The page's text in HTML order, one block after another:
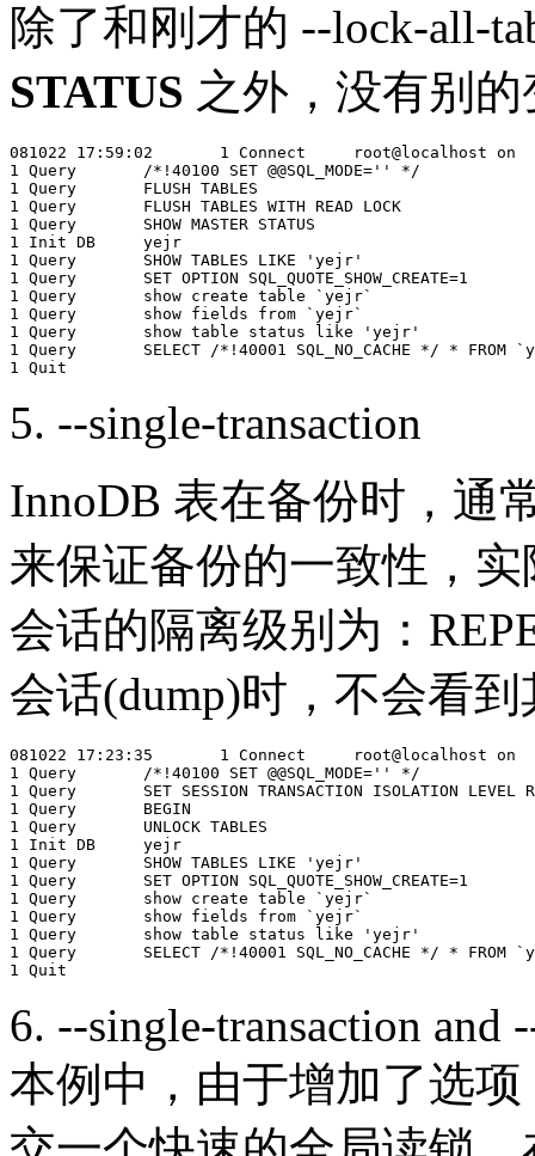
除了和刚才的 --lock-all-
STATUS 之外，没有别
081022 17:59:02       1 Connect     root@localhost on
1 Query       /*!40100 SET @@SQL_MODE='' */
1 Query       FLUSH TABLES
1 Query       FLUSH TABLES WITH READ LOCK
1 Query       SHOW MASTER STATUS
1 Init DB     yejr
1 Query       SHOW TABLES LIKE 'yejr'
1 Query       SET OPTION SQL_QUOTE_SHOW_CREATE=1
1 Query       show create table `yejr`
1 Query       show fields from `yejr`
1 Query       show table status like 'yejr'
1 Query       SELECT /*!40001 SQL_NO_CACHE */ * FROM
5. --single-transaction
InnoDB 表在备份时，通
来保证备份的一致性，
会话的隔离级别为：
会话(dump)时，不会看
081022 17:23:35       1 Connect     root@localhost on
1 Query       /*!40100 SET @@SQL_MODE='' */
1 Query       SET SESSION TRANSACTION ISOLATION LEVEL
1 Query       BEGIN
1 Query       UNLOCK TABLES
1 Init DB     yejr
1 Query       SHOW TABLES LIKE 'yejr'
1 Query       SET OPTION SQL_QUOTE_SHOW_CREATE=1
1 Query       show create table `yejr`
1 Query       show fields from `yejr`
1 Query       show table status like 'yejr'
1 Query       SELECT /*!40001 SQL_NO_CACHE */ * FROM
6. --single-transaction and
本例中，由于增加了选项